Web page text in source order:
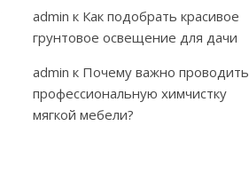
admin к Как подобрать красивое
грунтовое освещение для дачи
admin к Почему важно проводить
профессиональную химчистку
мягкой мебели?